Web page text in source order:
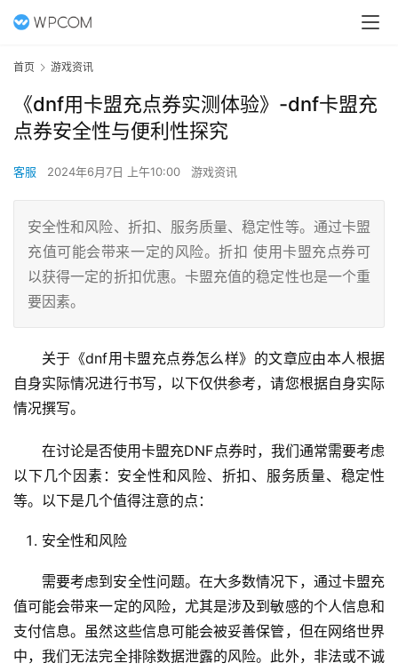
首页 游戏资讯
《dnf用卡盟充点券实测体验》-dnf卡盟充
点券安全性与便利性探究
客服 2024年6月7日 上午10:00 游戏资讯
安全性和风险、折扣、服务质量、稳定性等。通过卡盟
充值可能会带来一定的风险。折扣 使用卡盟充点券可
以获得一定的折扣优惠。卡盟充值的稳定性也是一个重
要因素。
关于《dnf用卡盟充点券怎么样》的文章应由本人根据
自身实际情况进行书写，以下仅供参考，请您根据自身实际
情况撰写。
在讨论是否使用卡盟充DNF点券时，我们通常需要考虑
以下几个因素：安全性和风险、折扣、服务质量、稳定性
等。以下是几个值得注意的点：
安全性和风险
需要考虑到安全性问题。在大多数情况下，通过卡盟充
值可能会带来一定的风险，尤其是涉及到敏感的个人信息和
支付信息。虽然这些信息可能会被妥善保管，但在网络世界
中，我们无法完全排除数据泄露的风险。此外，非法或不诚